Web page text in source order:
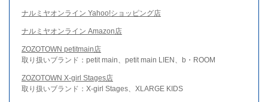
ナルミヤオンライン Yahoo!ショッピング店
ナルミヤオンライン Amazon店
ZOZOTOWN petitmain店
取り扱いブランド：petit main、petit main LIEN、b・ROOM
ZOZOTOWN X-girl Stages店
取り扱いブランド：X-girl Stages、XLARGE KIDS